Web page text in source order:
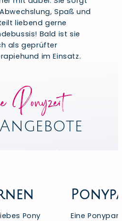
Spaß und
liebend gerne
Bald ist sie
als geprüfter
im Einsatz.
Ponyzeit
Pony
Eine